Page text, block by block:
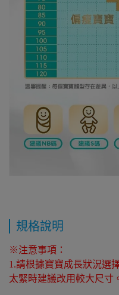
規格說明
※注意事項：
1.請根據寶寶成長狀況選
太緊時建議改用較大尺寸